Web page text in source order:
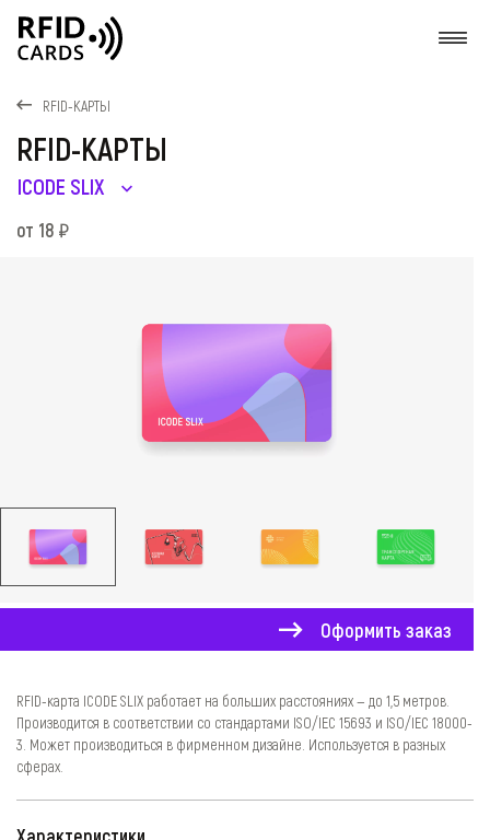
RFID-КАРТЫ
RFID-КАРТЫ
ICODE SLIX
от 18
Оформить заказ
RFID-карта ICODE SLIX работает на больших расстояниях — до 1,5 метров.
Производится в соответствии со стандартами ISO/IEC 15693 и ISO/IEC 18000-
3. Может производиться в фирменном дизайне. Используется в разных
сферах.